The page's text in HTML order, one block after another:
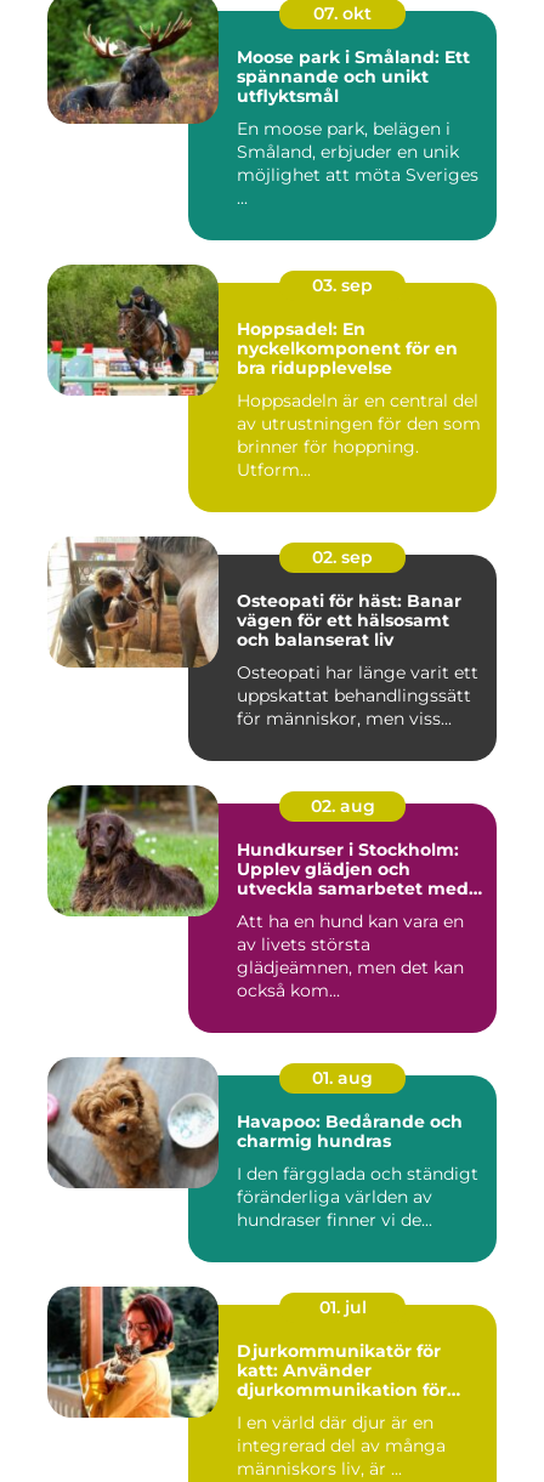
07. okt
Moose park i Småland: Ett
spännande och unikt
utflyktsmål
En moose park, belägen i
Småland, erbjuder en unik
möjlighet att möta Sveriges
...
03. sep
Hoppsadel: En
nyckelkomponent för en
bra ridupplevelse
Hoppsadeln är en central del
av utrustningen för den som
brinner för hoppning.
Utform...
02. sep
Osteopati för häst: Banar
vägen för ett hälsosamt
och balanserat liv
Osteopati har länge varit ett
uppskattat behandlingssätt
för människor, men viss...
02. aug
Hundkurser i Stockholm:
Upplev glädjen och
utveckla samarbetet med
Att ha en hund kan vara en
av livets största
glädjeämnen, men det kan
också kom...
01. aug
Havapoo: Bedårande och
charmig hundras
I den färgglada och ständigt
föränderliga världen av
hundraser finner vi de...
01. jul
Djurkommunikatör för
katt: Använder
djurkommunikation för
I en värld där djur är en
integrerad del av många
människors liv, är ...